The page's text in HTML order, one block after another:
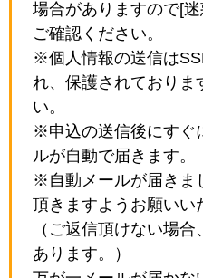
場合がありますので[
ご確認ください。
※個人情報の送信は
れ、保護されておりま
い。
※申込の送信後にすぐ
ルが自動で届きます。
※自動メールが届きま
頂きますようお願いい
（ご返信頂けない場
あります。）